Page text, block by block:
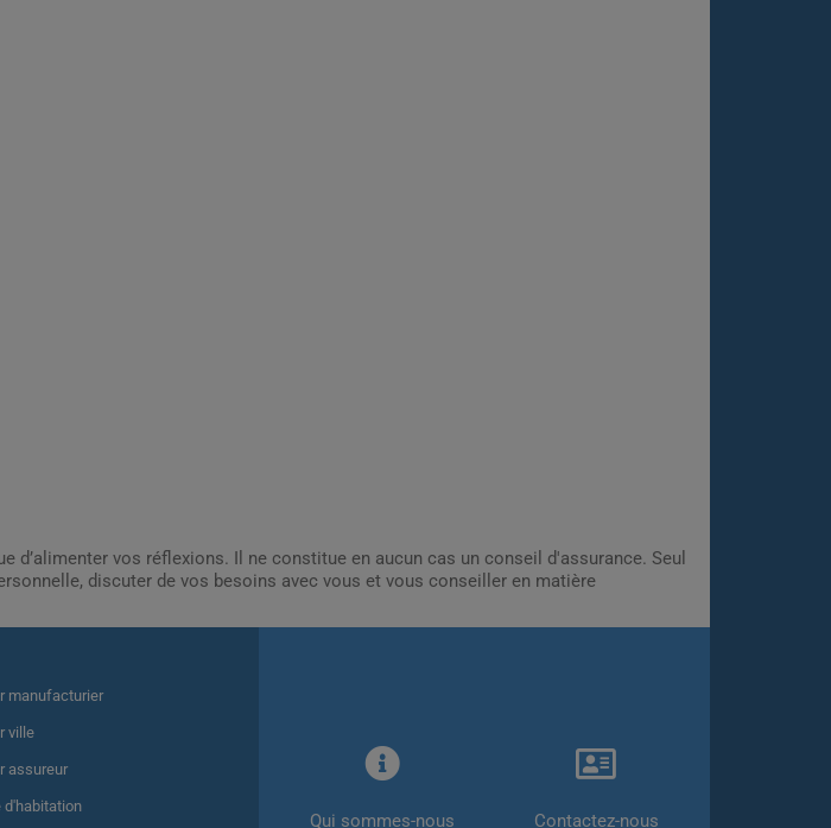
vos réflexions. Il ne constitue en aucun cas un conseil d'assurance. Seul
discuter de vos besoins avec vous et vous conseiller en matière
manufacturier
ville
assureur
d'habitation
Qui sommes-nous Contactez-nous